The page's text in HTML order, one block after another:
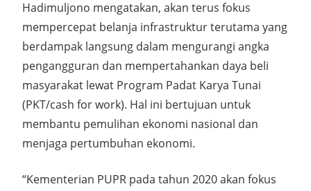
Hadimuljono mengatakan, akan terus fokus
mempercepat belanja infrastruktur terutama yang
berdampak langsung dalam mengurangi angka
pengangguran dan mempertahankan daya beli
masyarakat lewat Program Padat Karya Tunai
(PKT/cash for work). Hal ini bertujuan untuk
membantu pemulihan ekonomi nasional dan
menjaga pertumbuhan ekonomi.
“Kementerian PUPR pada tahun 2020 akan fokus